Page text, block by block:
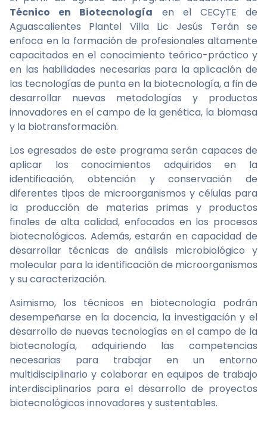
Técnico en Biotecnología en el CECyTE de
Aguascalientes Plantel Villa Lic Jesús Terán se
enfoca en la formación de profesionales altamente
capacitados en el conocimiento teórico-práctico y
en las habilidades necesarias para la aplicación de
las tecnologías de punta en la biotecnología, a fin de
desarrollar nuevas metodologías y productos
innovadores en el campo de la genética, la biomasa
y la biotransformación.
Los egresados de este programa serán capaces de
aplicar los conocimientos adquiridos en la
identificación, obtención y conservación de
diferentes tipos de microorganismos y células para
la producción de materias primas y productos
finales de alta calidad, enfocados en los procesos
biotecnológicos. Además, estarán en capacidad de
desarrollar técnicas de análisis microbiológico y
molecular para la identificación de microorganismos
y su caracterización.
Asimismo, los técnicos en biotecnología podrán
desempeñarse en la docencia, la investigación y el
desarrollo de nuevas tecnologías en el campo de la
biotecnología, adquiriendo las competencias
necesarias para trabajar en un entorno
multidisciplinario y colaborar en equipos de trabajo
interdisciplinarios para el desarrollo de proyectos
biotecnológicos innovadores y sustentables.